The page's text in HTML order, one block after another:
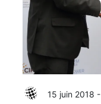
15 juin 2018 -